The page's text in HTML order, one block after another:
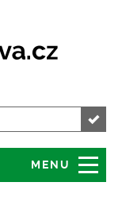
MENU